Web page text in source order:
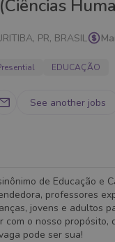
PR, BRASIL
EDUCAÇÃO
See another jobs
de Educação e
professores
jovens e adultos
com o nosso
pode ser sua!